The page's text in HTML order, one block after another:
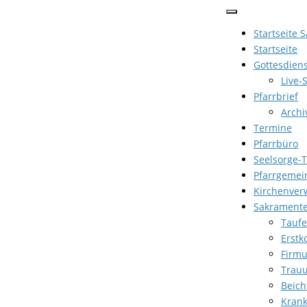
Startseite
Startseite
Live-
Pfarrbrief
Termine
Pfarrbüro
Seelsorge-
Taufe